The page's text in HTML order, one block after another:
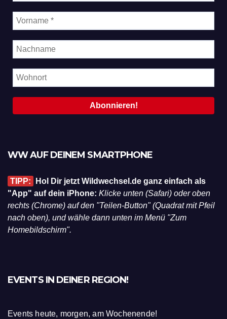
WW AUF DEINEM SMARTPHONE
TIPP:
Hol Dir jetzt Wildwechsel.de ganz einfach als
"App" auf dein iPhone: Klicke unten (Safari) oder oben
rechts (Chrome) auf den "Teilen-Button" (Quadrat mit Pfeil
nach oben), und wähle dann unten im Menü "Zum
Homebildschirm".
EVENTS IN DEINER REGION!
Events heute, morgen, am Wochenende!